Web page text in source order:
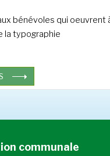
bénévoles qui oeuvrent
la typographie
communale